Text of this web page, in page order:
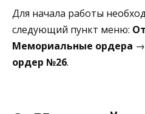
Для начала работы
следующий пункт меню:
Мемориальные ордера →
ордер №26.